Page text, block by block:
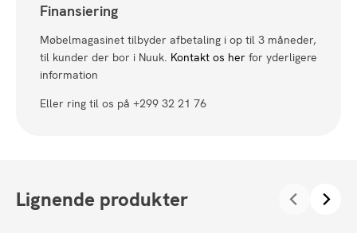
Finansiering
Møbelmagasinet tilbyder afbetaling i op til 3 måneder,
til kunder der bor i Nuuk. Kontakt os her for yderligere
information
Eller ring til os på +299 32 21 76
Lignende produkter